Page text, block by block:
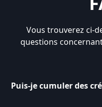
Vous trouverez ci-
questions
Puis-je cumuler des